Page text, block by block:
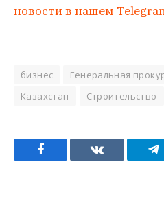
новости в нашем
бизнес Генеральная
Казахстан
Строительство
Facebook VKontakte